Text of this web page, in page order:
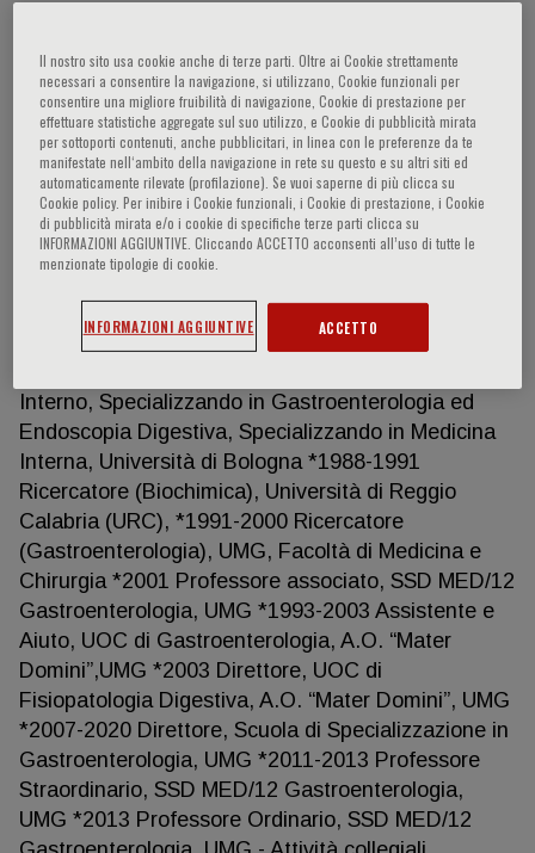
“Magna Graecia” (UMG); Direttore, Unità Operativa
Complessa di Fisiopatologia Digestiva, Azienda
Ospedaliera “Mater Domini”, Campus di Germaneto
UMG - Qualificazioni professionali: *Diploma di
Maturità Classica, Catanzaro, 1974;*Laurea in
Medicina e Chirurgia, Università di Bologna, 1980,
110/110 e lode;*Abilitazione medico-chirurgo, 1980,
Endoscopia Digestiva, 1984, 70/70 e lode e in
*Medicina Interna, 1989, 70/70, Università di
Interno, Specializzando in Gastroenterologia ed
Endoscopia Digestiva, Specializzando in Medicina
Interna, Università di Bologna *1988-1991
Ricercatore (Biochimica), Università di Reggio
Calabria (URC), *1991-2000 Ricercatore
(Gastroenterologia), UMG, Facoltà di Medicina e
Chirurgia *2001 Professore associato, SSD MED/12
Gastroenterologia, UMG *1993-2003 Assistente e
Aiuto, UOC di Gastroenterologia, A.O. “Mater
Domini”,UMG *2003 Direttore, UOC di
Fisiopatologia Digestiva, A.O. “Mater Domini”, UMG
*2007-2020 Direttore, Scuola di Specializzazione in
Gastroenterologia, UMG *2011-2013 Professore
Straordinario, SSD MED/12 Gastroenterologia,
UMG *2013 Professore Ordinario, SSD MED/12
Il nostro sito usa cookie anche di terze parti. Oltre ai Cookie strettamente
necessari a consentire la navigazione, si utilizzano, Cookie funzionali per
consentire una migliore fruibilità di navigazione, Cookie di prestazione per
effettuare statistiche aggregate sul suo utilizzo, e Cookie di pubblicità mirata
per sottoporti contenuti, anche pubblicitari, in linea con le preferenze da te
manifestate nell‘ambito della navigazione in rete su questo e su altri siti ed
automaticamente rilevate (profilazione). Se vuoi saperne di più clicca su
Cookie policy. Per inibire i Cookie funzionali, i Cookie di prestazione, i Cookie
di pubblicità mirata e/o i cookie di specifiche terze parti clicca su
INFORMAZIONI AGGIUNTIVE. Cliccando ACCETTO acconsenti all’uso di tutte le
menzionate tipologie di cookie.
INFORMAZIONI AGGIUNTIVE ACCETTO